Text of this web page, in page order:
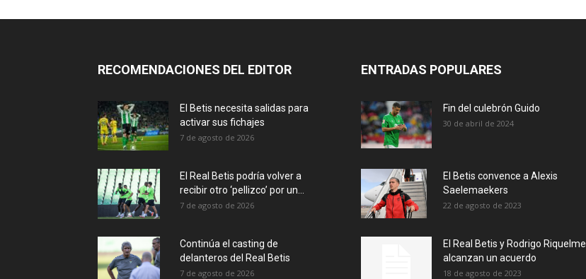
RECOMENDACIONES DEL EDITOR
El Betis necesita salidas para
activar sus fichajes
7 de agosto de 2026
El Real Betis podría volver a
recibir otro ‘pellizco’ por un...
7 de agosto de 2026
Continúa el casting de
delanteros del Real Betis
7 de agosto de 2026
ENTRADAS POPULARES
Fin del culebrón Guido
30 de abril de 2024
El Betis convence a Alexis
Saelemaekers
22 de agosto de 2023
El Real Betis y Rodrigo Riquelme
alcanzan un acuerdo
18 de agosto de 2023